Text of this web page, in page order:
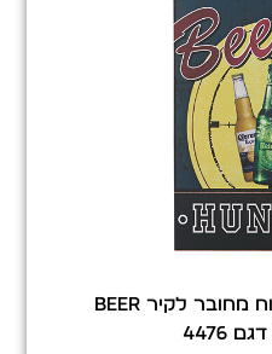
פותחן בקבוקים על לוח מחובר לקיר BEER